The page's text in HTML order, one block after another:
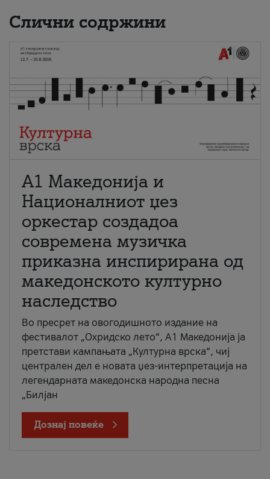
Слични содржини
А1 Македонија и
Националниот џез
оркестар создадоа
современа музичка
приказна инспирирана од
македонското културно
наследство
Во пресрет на овогодишното издание на
фестивалот „Охридско лето“, А1 Македонија ја
претстави кампањата „Културна врска“, чиј
централен дел е новата џез-интерпретација на
легендарната македонска народна песна
„Билјан
Дознај повеќе